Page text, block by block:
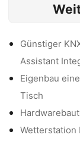
Günstiger
Assistant
Eigenbau
Tisch
Wetterstation